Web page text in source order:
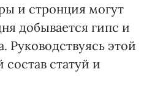
и стронция могут
добывается гипс и
Руководствуясь этой
статуй и